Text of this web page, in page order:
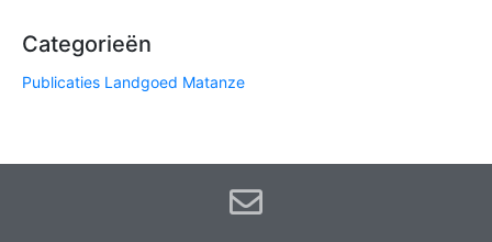
Categorieën
Publicaties Landgoed Matanze